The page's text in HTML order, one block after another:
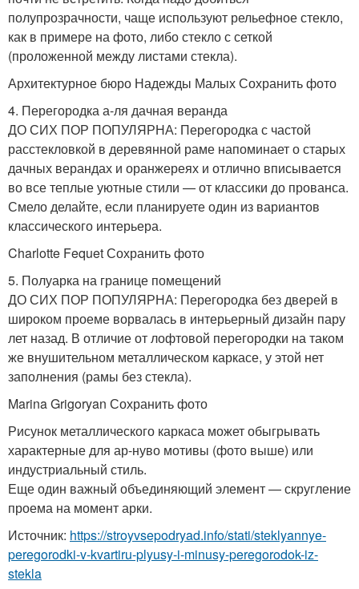
полупрозрачности, чаще используют рельефное стекло,
как в примере на фото, либо стекло с сеткой
(проложенной между листами стекла).
Архитектурное бюро Надежды Малых Сохранить фото
4. Перегородка а-ля дачная веранда
ДО СИХ ПОР ПОПУЛЯРНА: Перегородка с частой
расстекловкой в деревянной раме напоминает о старых
дачных верандах и оранжереях и отлично вписывается
во все теплые уютные стили — от классики до прованса.
Смело делайте, если планируете один из вариантов
классического интерьера.
Charlotte Fequet Сохранить фото
5. Полуарка на границе помещений
ДО СИХ ПОР ПОПУЛЯРНА: Перегородка без дверей в
широком проеме ворвалась в интерьерный дизайн пару
лет назад. В отличие от лофтовой перегородки на таком
же внушительном металлическом каркасе, у этой нет
заполнения (рамы без стекла).
Marina Grigoryan Сохранить фото
Рисунок металлического каркаса может обыгрывать
характерные для ар-нуво мотивы (фото выше) или
индустриальный стиль.
Еще один важный объединяющий элемент — скругление
проема на момент арки.
Источник: https://stroyvsepodryad.info/stati/steklyannye-
peregorodki-v-kvartiru-plyusy-i-minusy-peregorodok-iz-
stekla